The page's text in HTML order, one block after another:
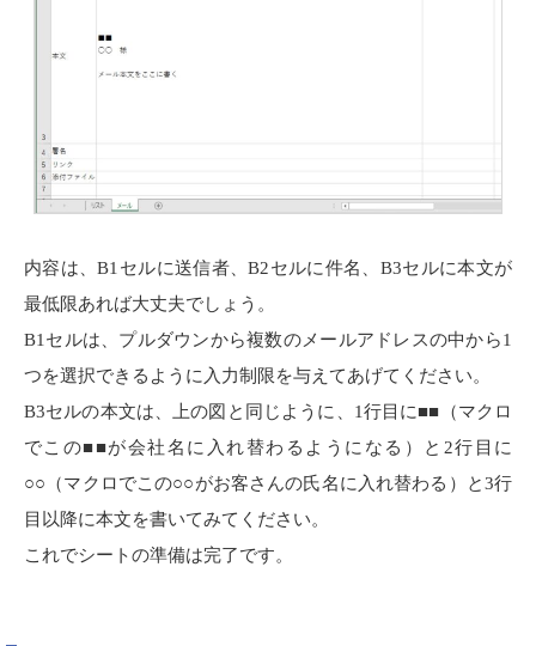
内容は、B1セルに送信者、B2セルに件名、B3セルに本文が
最低限あれば大丈夫でしょう。
B1セルは、プルダウンから複数のメールアドレスの中から1
つを選択できるように入力制限を与えてあげてください。
B3セルの本文は、上の図と同じように、1行目に■■（マクロ
でこの■■が会社名に入れ替わるようになる）と2行目に
○○（マクロでこの○○がお客さんの氏名に入れ替わる）と3行
目以降に本文を書いてみてください。
これでシートの準備は完了です。